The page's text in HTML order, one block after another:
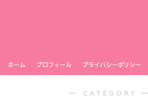
ホーム プロフィール プライバシーポリシー
― CATEGORY ―